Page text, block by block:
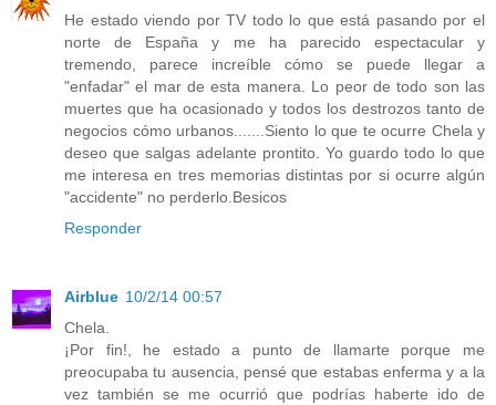
He estado viendo por TV todo lo que está pasando por el
norte de España y me ha parecido espectacular y
tremendo, parece increíble cómo se puede llegar a
"enfadar" el mar de esta manera. Lo peor de todo son las
muertes que ha ocasionado y todos los destrozos tanto de
negocios cómo urbanos.......Siento lo que te ocurre Chela y
deseo que salgas adelante prontito. Yo guardo todo lo que
me interesa en tres memorias distintas por si ocurre algún
"accidente" no perderlo.Besicos
Responder
Airblue 10/2/14 00:57
Chela.
¡Por fin!, he estado a punto de llamarte porque me
preocupaba tu ausencia, pensé que estabas enferma y a la
vez también se me ocurrió que podrías haberte ido de